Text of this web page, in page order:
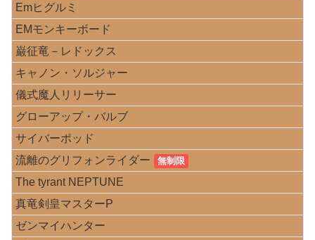
Emヒグルミ
EMモンキーボード
巌征竜－レドックス
キャノン・ソルジャー
儀式魔人リリーサー
グローアップ・バルブ
サイバーポッド
流離のグリフォンライダー
無制限
The tyrant NEPTUNE
真竜剣皇マスターP
ゼンマイハンター